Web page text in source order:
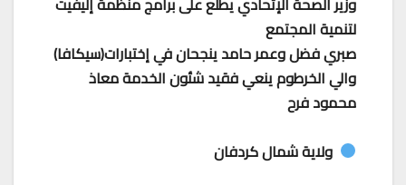
لتنمية المجتمع
صبري فضل وعمر حامد ينجحان في إختبارات(سيكافا)
والي الخرطوم ينعي فقيد شئون الخدمة معاذ
محمود فرح
ولاية شمال كردفان